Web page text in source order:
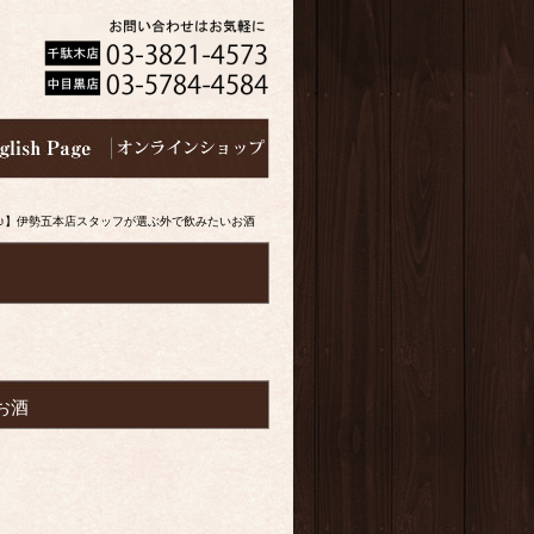
】伊勢五本店スタッフが選ぶ外で飲みたいお酒
酒